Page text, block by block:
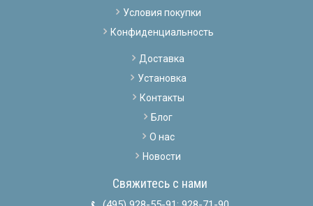
Условия покупки
Конфиденциальность
Доставка
Установка
Контакты
Блог
О нас
Новости
Свяжитесь с нами